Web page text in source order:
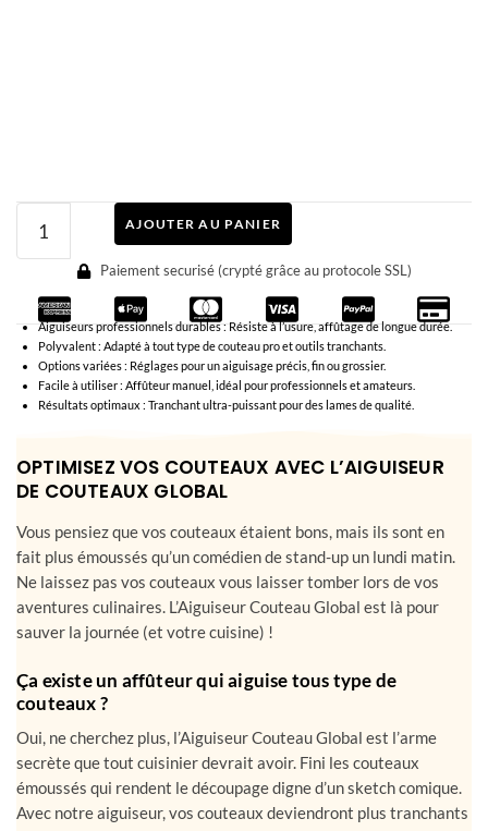
Paiement securisé (crypté grâce au protocole SSL)
Aiguiseurs professionnels durables : Résiste à l’usure, affûtage de longue durée.
Polyvalent : Adapté à tout type de couteau pro et outils tranchants.
Options variées : Réglages pour un aiguisage précis, fin ou grossier.
OPTIMISEZ VOS COUTEAUX AVEC L’AIGUISEUR
DE COUTEAUX GLOBAL
Vous pensiez que vos couteaux étaient bons, mais ils sont en
fait plus émoussés qu’un comédien de stand-up un lundi matin.
Ne laissez pas vos couteaux vous laisser tomber lors de vos
aventures culinaires. L’Aiguiseur Couteau Global est là pour
Ça existe un affûteur qui aiguise tous type de
couteaux ?
Oui, ne cherchez plus, l’Aiguiseur Couteau Global est l’arme
secrète que tout cuisinier devrait avoir. Fini les couteaux
émoussés qui rendent le découpage digne d’un sketch comique.